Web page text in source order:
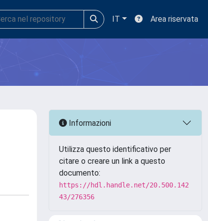
IT Area riservata
Informazioni
Utilizza questo identificativo per
citare o creare un link a questo
documento:
https://hdl.handle.net/20.500.142
43/276356